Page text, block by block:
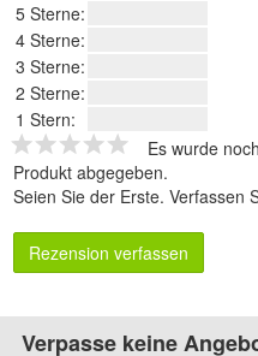
5 Sterne:
4 Sterne:
3 Sterne:
2 Sterne:
1 Stern:
Es wurde
Produkt abgegeben.
Seien Sie der Erste. Verfassen
Rezension verfassen
Verpasse keine